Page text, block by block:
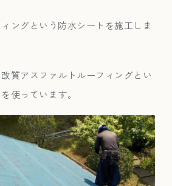
ングという防水シートを施工しま
質アスファルトルーフィングとい
使っています。